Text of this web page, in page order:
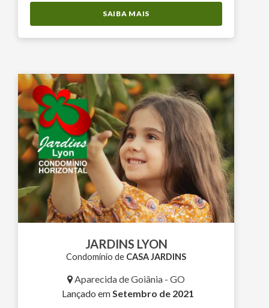
SAIBA MAIS
JARDINS LYON
Condomínio de CASA JARDINS
Aparecida de Goiânia - GO
Lançado emSetembro de 2021